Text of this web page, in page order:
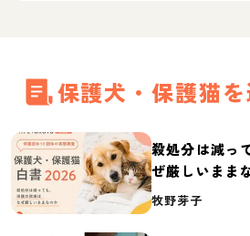
保護犬・保護猫
殺処分は減っ
ぜ厳しいまま
体の実態調査
牧野芽子